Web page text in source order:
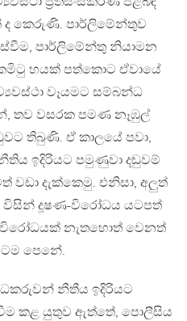
ද කෙරුණි. පාර්ලිමේන්තුව
පාර්ලිමේන්තු නියාමන
හයක් පත්කොට ඒවායේ
වෑයමට සම්බන්ධ
තව වසරක පමණ නෑඹුල්
තිබුණි. ඒ කාලයේ පවා,
ඉදිරියට පමුණුවා දඬුවම්
වඩා දැක්කෙමු. එනිසා, අලුත්
විසින් දූෂණ-විරෝධය යටපත්
නැතහොත් වෙනත්
පෙනේ.
නීතීය ඉදිරියට
කළ යුතුව ඇත්තේ, පොලීසිය